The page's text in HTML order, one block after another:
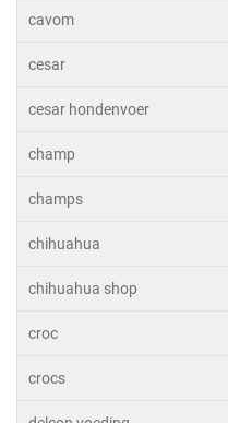
cavom
cesar
cesar hondenvoer
champ
champs
chihuahua
chihuahua shop
croc
crocs